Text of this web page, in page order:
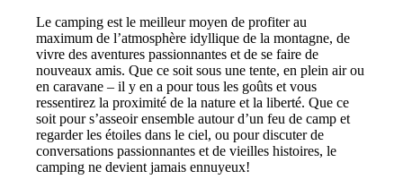
Le camping est le meilleur moyen de profiter au
maximum de l’atmosphère idyllique de la montagne, de
vivre des aventures passionnantes et de se faire de
nouveaux amis. Que ce soit sous une tente, en plein air ou
en caravane – il y en a pour tous les goûts et vous
ressentirez la proximité de la nature et la liberté. Que ce
soit pour s’asseoir ensemble autour d’un feu de camp et
regarder les étoiles dans le ciel, ou pour discuter de
conversations passionnantes et de vieilles histoires, le
camping ne devient jamais ennuyeux!